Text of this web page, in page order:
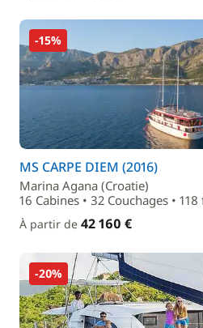
-15%
MS CARPE DIEM (2016)
Marina Agana (Croatie)
16 Cabines • 32 Couchages • 118
À partir de 42 160 €
-20%